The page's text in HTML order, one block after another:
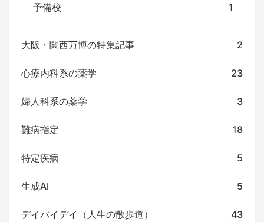
予備校 1
大阪・関西万博の特集記事 2
心療内科系の薬学 23
婦人科系の薬学 3
難病指定 18
特定疾病 5
生成AI 5
デイバイデイ（人生の散歩道） 43